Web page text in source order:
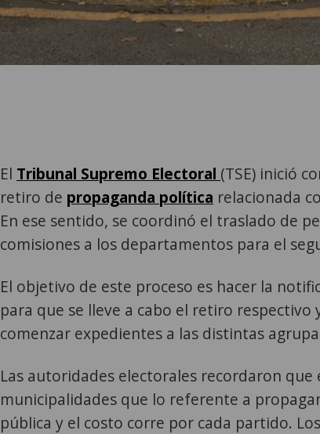
El Tribunal Supremo Electoral (TSE) inició
retiro de propaganda política relacionada
En ese sentido, se coordinó el traslado de
comisiones a los departamentos para el
El objetivo de este proceso es hacer la
para que se lleve a cabo el retiro respectivo
comenzar expedientes a las distintas
Las autoridades electorales recordaron
municipalidades que lo referente a
pública y el costo corre por cada partido.